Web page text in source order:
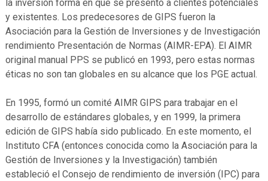
la inversión forma en que se presentó a clientes potenciales
y existentes. Los predecesores de GIPS fueron la
Asociación para la Gestión de Inversiones y de Investigación
rendimiento Presentación de Normas (AIMR-EPA). El AIMR
original manual PPS se publicó en 1993, pero estas normas
éticas no son tan globales en su alcance que los PGE actual.
En 1995, formó un comité AIMR GIPS para trabajar en el
desarrollo de estándares globales, y en 1999, la primera
edición de GIPS había sido publicado. En este momento, el
Instituto CFA (entonces conocida como la Asociación para la
Gestión de Inversiones y la Investigación) también
estableció el Consejo de rendimiento de inversión (IPC) para